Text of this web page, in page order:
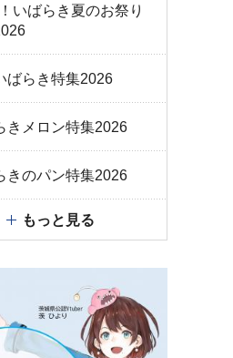
いばらき夏のお祭り
ばらき特集2026
きメロン特集2026
きのパン特集2026
もっと見る